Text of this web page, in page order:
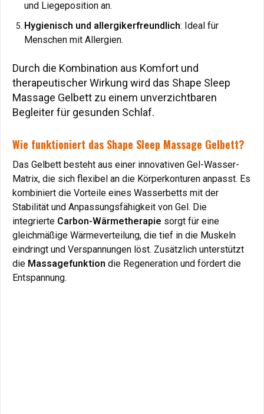
und Liegeposition an.
Hygienisch und allergikerfreundlich: Ideal für
Menschen mit Allergien.
Durch die Kombination aus Komfort und
therapeutischer Wirkung wird das Shape Sleep
Massage Gelbett zu einem unverzichtbaren
Begleiter für gesunden Schlaf.
Wie funktioniert das Shape Sleep Massage Gelbett?
Das Gelbett besteht aus einer innovativen Gel-Wasser-
Matrix, die sich flexibel an die Körperkonturen anpasst. Es
kombiniert die Vorteile eines Wasserbetts mit der
Stabilität und Anpassungsfähigkeit von Gel. Die
integrierte Carbon-Wärmetherapie sorgt für eine
gleichmäßige Wärmeverteilung, die tief in die Muskeln
eindringt und Verspannungen löst. Zusätzlich unterstützt
die Massagefunktion die Regeneration und fördert die
Entspannung.
und Liegeposition an.
Hygienisch und allergikerfreundlich: Ideal für
Menschen mit Allergien.
Durch die Kombination aus Komfort und
therapeutischer Wirkung wird das Shape Sleep
Massage Gelbett zu einem unverzichtbaren
Begleiter für gesunden Schlaf.
Wie funktioniert das Shape Sleep Massage Gelbett?
Das Gelbett besteht aus einer innovativen Gel-Wasser-
Matrix, die sich flexibel an die Körperkonturen anpasst. Es
kombiniert die Vorteile eines Wasserbetts mit der
Stabilität und Anpassungsfähigkeit von Gel. Die
integrierte Carbon-Wärmetherapie sorgt für eine
gleichmäßige Wärmeverteilung, die tief in die Muskeln
eindringt und Verspannungen löst. Zusätzlich unterstützt
die Massagefunktion die Regeneration und fördert die
Entspannung.